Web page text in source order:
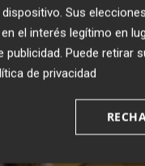
Sus
el interés legítimo en
publicidad. Puede retirar
de privacidad